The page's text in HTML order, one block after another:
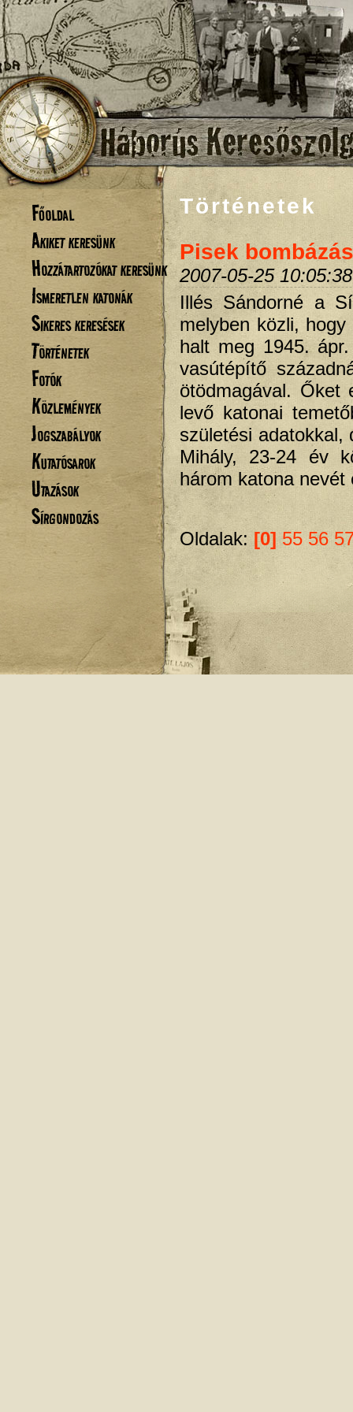
Főoldal
Akiket keresünk
Hozzátartozókat keresünk
Ismeretlen katonák
Sikeres keresések
Történetek
Fotók
Közlemények
Jogszabályok
Kutatósarok
Utazások
Sírgondozás
Történetek
Pisek
2007-05-25 10:05:38
Illés Sándorné a
melyben közli,
halt meg 1945.
vasútépítő
ötödmagával.
levő katonai
születési adatokkal,
Mihály, 23-24 év
három katona
Oldalak: [0] 55 56